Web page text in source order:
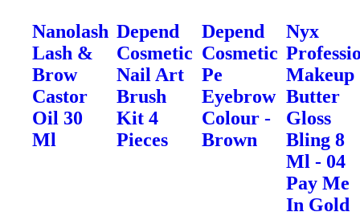
Nanolash
Lash &
Brow
Castor
Oil 30
Ml
Depend
Cosmetic
Nail Art
Brush
Kit 4
Pieces
Depend
Cosmetic
Pe
Eyebrow
Colour -
Brown
Nyx
Makeup
Butter
Gloss
Bling 8
Ml - 04
Pay Me
In Gold